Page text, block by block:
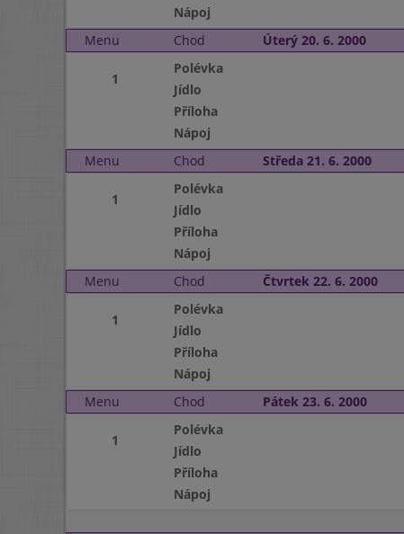
Nápoj
Menu
Chod Úterý 20. 6. 2000
1
Polévka
Jídlo
Příloha
Nápoj
Menu
Chod Středa 21. 6. 2000
1
Polévka
Jídlo
Příloha
Nápoj
Menu
Chod Čtvrtek 22. 6. 2000
1
Polévka
Jídlo
Příloha
Nápoj
Menu
Chod Pátek 23. 6. 2000
1
Polévka
Jídlo
Příloha
Nápoj